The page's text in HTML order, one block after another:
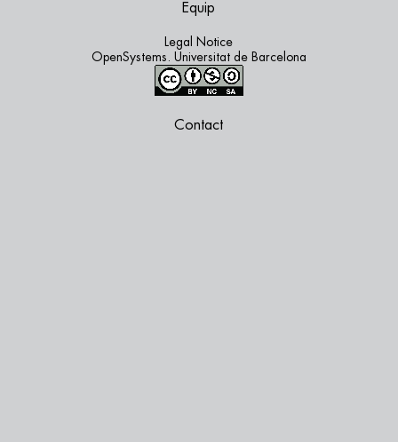
Equip
Legal Notice
OpenSystems. Universitat de Barcelona
Contact